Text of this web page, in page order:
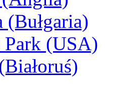
(Bułgaria)
(USA)